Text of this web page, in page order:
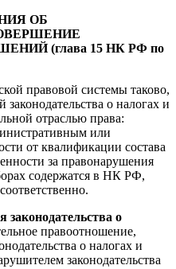
ОБ
(глава 15 НК РФ по
правовой системы таково,
о налогах и
отраслью права:
или
от квалификации состава
за правонарушения
содержатся в НК РФ,
законодательства о
правоотношение,
о налогах и
законодательства